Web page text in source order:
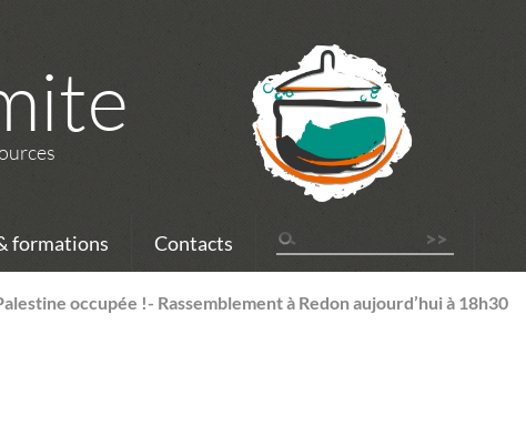
formations Contacts
occupée !- Rassemblement à Redon aujourd’hui à 18h30